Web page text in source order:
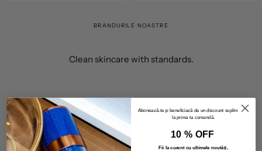
BRANDURILE NOASTRE
Clean skincare with standards.
Abonează-te și beneficiază de un discount suplimentar
la prima ta comandă.
10 % OFF
Fii la curent cu ultimele noutăți,